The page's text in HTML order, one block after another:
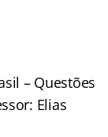
– Questões
Elias